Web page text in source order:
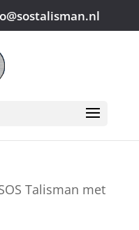
Talisman met